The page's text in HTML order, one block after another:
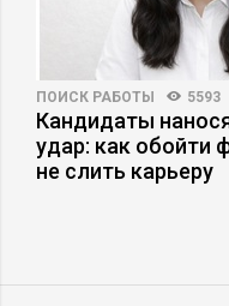
ПОИСК РАБОТЫ 5593
Кандидаты
удар: как обойти
не слить карьеру